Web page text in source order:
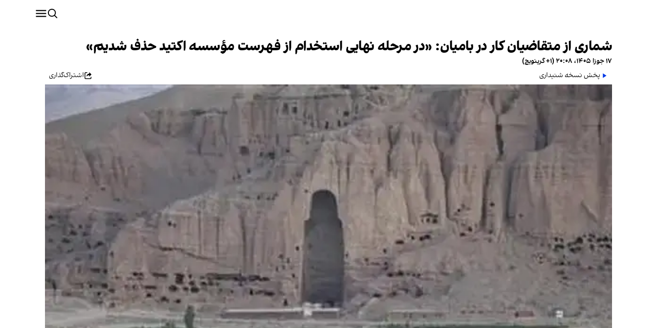
شماری از متقاضیان کار در بامیان: «در مرحله نهایی استخدام از فهرست مؤسسه اکتید حذف شدیم»
۱۷ جوزا ۱۴۰۵، ۲۰:۰۸ (‎+۱ گرینویچ)
پخش نسخه شنیداری
اشتراک‌گذاری